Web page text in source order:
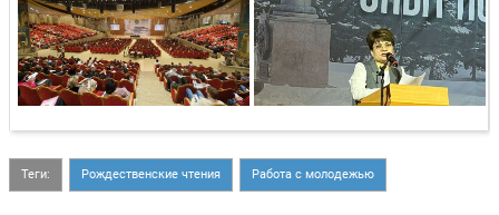
Теги: Рождественские чтения Работа с молодежью